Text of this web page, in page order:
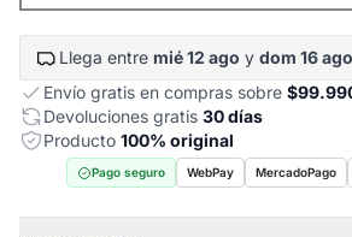
Llega entre mié 12 ago y dom 16 ago
Envío gratis en compras sobre
Devoluciones gratis 30 días
Producto 100% original
Pago seguro WebPay MercadoPago